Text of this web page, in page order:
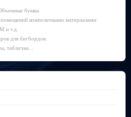
буквы.
композитными материалами:
и т.д.
для бигбордов.
таблички...